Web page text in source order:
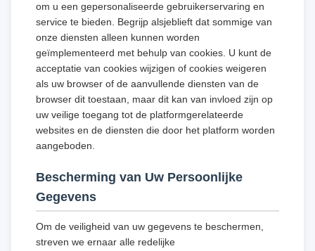
om u een gepersonaliseerde gebruikerservaring en
service te bieden. Begrijp alsjeblieft dat sommige van
onze diensten alleen kunnen worden
geïmplementeerd met behulp van cookies. U kunt de
acceptatie van cookies wijzigen of cookies weigeren
als uw browser of de aanvullende diensten van de
browser dit toestaan, maar dit kan van invloed zijn op
uw veilige toegang tot de platformgerelateerde
websites en de diensten die door het platform worden
aangeboden.
Bescherming van Uw Persoonlijke
Gegevens
Om de veiligheid van uw gegevens te beschermen,
streven we ernaar alle redelijke